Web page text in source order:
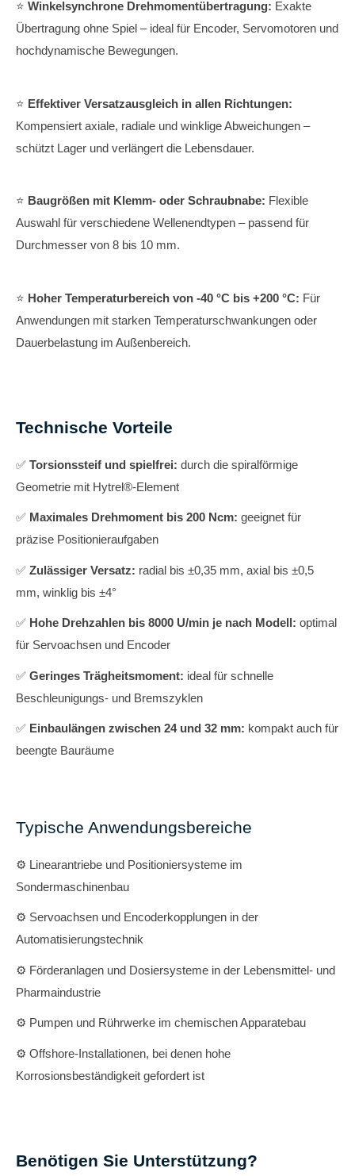
⭐️ Winkelsynchrone Drehmomentübertragung: Exakte
Übertragung ohne Spiel – ideal für Encoder, Servomotoren und
hochdynamische Bewegungen.
⭐️ Effektiver Versatzausgleich in allen Richtungen:
Kompensiert axiale, radiale und winklige Abweichungen –
schützt Lager und verlängert die Lebensdauer.
⭐️ Baugrößen mit Klemm- oder Schraubnabe: Flexible
Auswahl für verschiedene Wellenendtypen – passend für
Durchmesser von 8 bis 10 mm.
⭐️ Hoher Temperaturbereich von -40 °C bis +200 °C: Für
Anwendungen mit starken Temperaturschwankungen oder
Dauerbelastung im Außenbereich.
Technische Vorteile
✅ Torsionssteif und spielfrei: durch die spiralförmige
Geometrie mit Hytrel®-Element
✅ Maximales Drehmoment bis 200 Ncm: geeignet für
präzise Positionieraufgaben
✅ Zulässiger Versatz: radial bis ±0,35 mm, axial bis ±0,5
mm, winklig bis ±4°
✅ Hohe Drehzahlen bis 8000 U/min je nach Modell: optimal
für Servoachsen und Encoder
✅ Geringes Trägheitsmoment: ideal für schnelle
Beschleunigungs- und Bremszyklen
✅ Einbaulängen zwischen 24 und 32 mm: kompakt auch für
beengte Bauräume
Typische Anwendungsbereiche
⚙️ Linearantriebe und Positioniersysteme im
Sondermaschinenbau
⚙️ Servoachsen und Encoderkopplungen in der
Automatisierungstechnik
⚙️ Förderanlagen und Dosiersysteme in der Lebensmittel- und
Pharmaindustrie
⚙️ Pumpen und Rührwerke im chemischen Apparatebau
⚙️ Offshore-Installationen, bei denen hohe
Korrosionsbeständigkeit gefordert ist
Benötigen Sie Unterstützung?